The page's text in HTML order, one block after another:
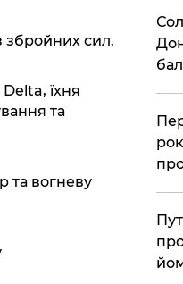
збройних сил.
їхня
та
та вогневу